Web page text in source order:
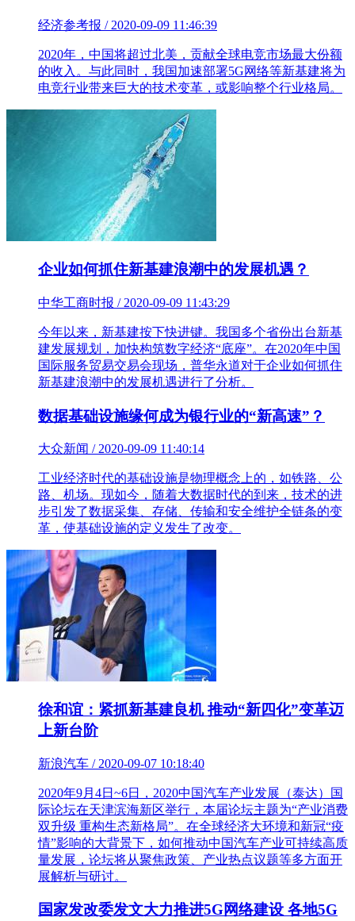
经济参考报 / 2020-09-09 11:46:39
2020年，中国将超过北美，贡献全球电竞市场最大份额
的收入。与此同时，我国加速部署5G网络等新基建将为
电竞行业带来巨大的技术变革，或影响整个行业格局。
企业如何抓住新基建浪潮中的发展机遇？
中华工商时报 / 2020-09-09 11:43:29
今年以来，新基建按下快进键。我国多个省份出台新基
建发展规划，加快构筑数字经济“底座”。在2020年中国
国际服务贸易交易会现场，普华永道对于企业如何抓住
新基建浪潮中的发展机遇进行了分析。
数据基础设施缘何成为银行业的“新高速”？
大众新闻 / 2020-09-09 11:40:14
工业经济时代的基础设施是物理概念上的，如铁路、公
路、机场。现如今，随着大数据时代的到来，技术的进
步引发了数据采集、存储、传输和安全维护全链条的变
革，使基础设施的定义发生了改变。
徐和谊：紧抓新基建良机 推动“新四化”变革迈
上新台阶
新浪汽车 / 2020-09-07 10:18:40
2020年9月4日~6日，2020中国汽车产业发展（泰达）国
际论坛在天津滨海新区举行，本届论坛主题为“产业消费
双升级 重构生态新格局”。在全球经济大环境和新冠“疫
情”影响的大背景下，如何推动中国汽车产业可持续高质
量发展，论坛将从聚焦政策、产业热点议题等多方面开
展解析与研讨。
国家发改委发文大力推进5G网络建设 各地5G